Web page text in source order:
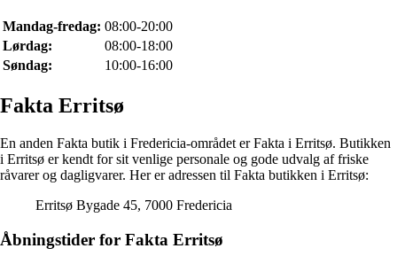
Mandag-fredag: 08:00-20:00
Lørdag:
08:00-18:00
Søndag:
10:00-16:00
Fakta Erritsø
En anden Fakta butik i Fredericia-området er Fakta i Erritsø. Butikken
i Erritsø er kendt for sit venlige personale og gode udvalg af friske
råvarer og dagligvarer. Her er adressen til Fakta butikken i Erritsø:
Erritsø Bygade 45, 7000 Fredericia
Åbningstider for Fakta Erritsø